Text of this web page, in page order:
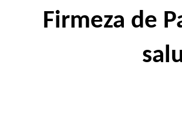
Firmeza de